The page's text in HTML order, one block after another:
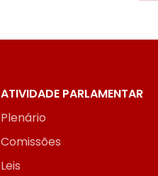
ATIVIDADE PARLAMENTAR
Plenário
Comissões
Leis